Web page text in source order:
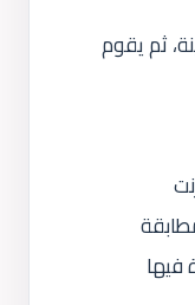
ثم يقوم
فيها